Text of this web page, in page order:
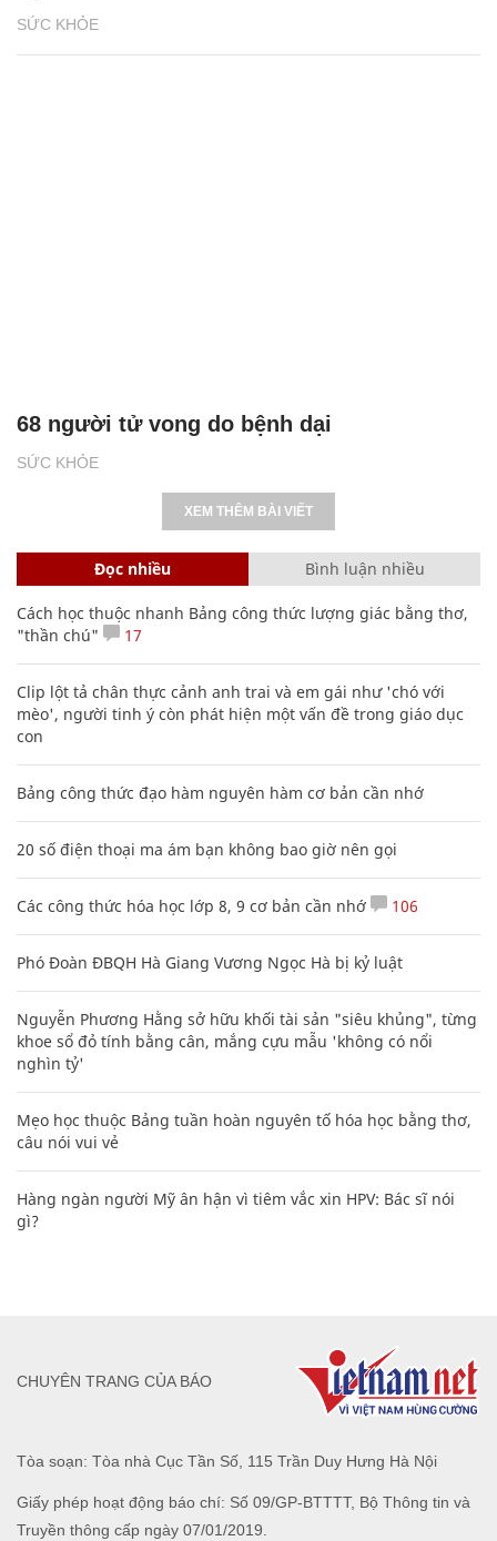
SỨC KHỎE
SỨC KHỎE
68 người tử vong do bệnh dại
XEM THÊM BÀI VIẾT
Đọc nhiều Bình luận nhiều
Cách học thuộc nhanh Bảng công thức lượng giác bằng thơ,
"thần chú"
17
Clip lột tả chân thực cảnh anh trai và em gái như 'chó với
mèo', người tinh ý còn phát hiện một vấn đề trong giáo dục
con
Bảng công thức đạo hàm nguyên hàm cơ bản cần nhớ
20 số điện thoại ma ám bạn không bao giờ nên gọi
Các công thức hóa học lớp 8, 9 cơ bản cần nhớ 106
Phó Đoàn ĐBQH Hà Giang Vương Ngọc Hà bị kỷ luật
Nguyễn Phương Hằng sở hữu khối tài sản "siêu khủng", từng
khoe sổ đỏ tính bằng cân, mắng cựu mẫu 'không có nổi
nghìn tỷ'
Mẹo học thuộc Bảng tuần hoàn nguyên tố hóa học bằng thơ,
câu nói vui vẻ
Hàng ngàn người Mỹ ân hận vì tiêm vắc xin HPV: Bác sĩ nói
gì?
Tòa soạn: Tòa nhà Cục Tần Số, 115 Trần Duy Hưng Hà Nội
Giấy phép hoạt động báo chí: Số 09/GP-BTTTT, Bộ Thông tin và
Truyền thông cấp ngày 07/01/2019.
CHUYÊN TRANG CỦA BÁO